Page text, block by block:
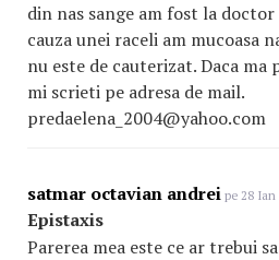
din nas sange am fost la
cauza unei raceli am mucoasa
nu este de cauterizat. Daca
mi scrieti pe adresa de mail.
predaelena_2004@yahoo.com
satmar octavian andrei pe 28 Ian
Epistaxis
Parerea mea este ce ar trebui